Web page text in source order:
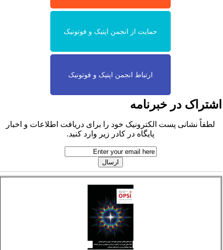
حمایت از انجمن اپتیک و فوتونیک
ارتباط انجمن اپتیک و فوتونیک
در خبرنامه
لطفاً نشانی پست الکترونیک خود را برای دریافت اطلاعات و اخبار
پایگاه در کادر زیر وارد کنید.